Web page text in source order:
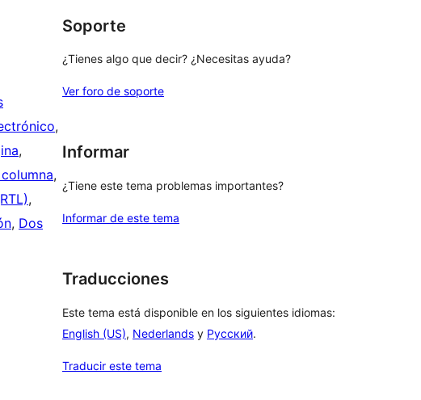
, Dos
Soporte
¿Tienes algo que decir? ¿Necesitas ayuda?
Ver foro de soporte
Informar
¿Tiene este tema problemas importantes?
Informar de este tema
Traducciones
Este tema está disponible en los siguientes idiomas:
English (US), Nederlands y Русский.
Traducir este tema